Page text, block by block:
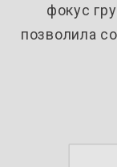
фокус
позволила